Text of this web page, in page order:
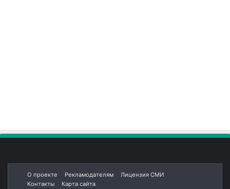
О проекте Рекламодателям
Лицензия СМИ
Контакты
Карта сайта